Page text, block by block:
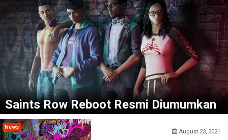
Saints Row Reboot Resmi Diumumkan
News
August 23, 2021